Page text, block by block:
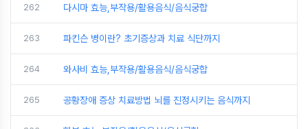
262 다시마 효능,부작용/활용음식/음식궁합
263 파킨슨 병이란? 초기증상과 치료 식단까지
264 와사비 효능,부작용/활용음식/음식궁합
265 공황장애 증상 치료방법 뇌를 진정시키는 음식까지